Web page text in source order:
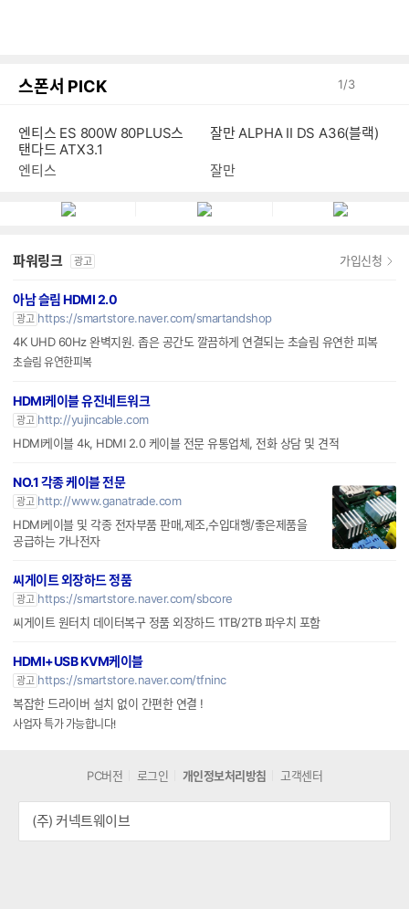
스폰서 PICK 1/3
엔티스 ES 800W 80PLUS스
탠다드 ATX3.1
엔티스
잘만 ALPHA II DS A36(블랙)
잘만
파워링크 광고 가입신청
아남 슬림 HDMI 2.0
광고 https://smartstore.naver.com/smartandshop
4K UHD 60Hz 완벽지원. 좁은 공간도 깔끔하게 연결되는 초슬림 유연한 피복
초슬림 유연한피복
HDMI케이블 유진네트워크
광고 http://yujincable.com
HDMI케이블 4k, HDMI 2.0 케이블 전문 유통업체, 전화 상담 및 견적
NO.1 각종 케이블 전문
광고 http://www.ganatrade.com
HDMI케이블 및 각종 전자부품 판매,제조,수입대행/좋은제품을
공급하는 가나전자
씨게이트 외장하드 정품
광고 https://smartstore.naver.com/sbcore
씨게이트 원터치 데이터복구 정품 외장하드 1TB/2TB 파우치 포함
HDMI+USB KVM케이블
광고 https://smartstore.naver.com/tfninc
복잡한 드라이버 설치 없이 간편한 연결 !
사업자 특가 가능합니다!
PC버전 로그인 개인정보처리방침 고객센터
(주) 커넥트웨이브